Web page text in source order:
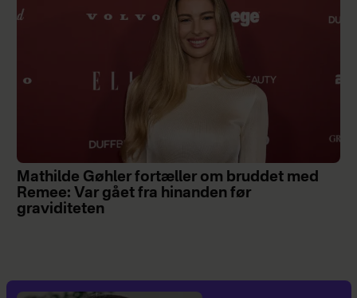
Mathilde Gøhler fortæller om bruddet med
Remee: Var gået fra hinanden før
graviditeten